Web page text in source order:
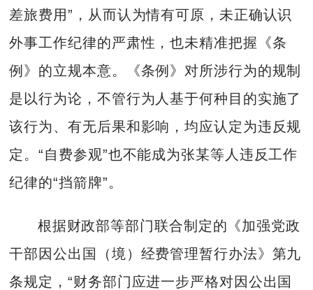
差旅费用”，从而认为情有可原，未正确认识
外事工作纪律的严肃性，也未精准把握《条
例》的立规本意。《条例》对所涉行为的规制
是以行为论，不管行为人基于何种目的实施了
该行为、有无后果和影响，均应认定为违反规
定。“自费参观”也不能成为张某等人违反工作
纪律的“挡箭牌”。
根据财政部等部门联合制定的《加强党政
干部因公出国（境）经费管理暂行办法》第九
条规定，“财务部门应进一步严格对因公出国